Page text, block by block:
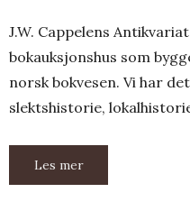
J.W. Cappelens
bokauksjonshus som
norsk bokvesen. Vi har
slektshistorie,
Les mer